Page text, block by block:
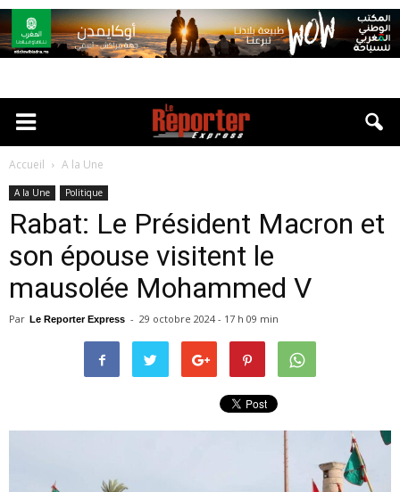
Accueil A la Une
A la Une Politique
Rabat: Le Président Macron et
son épouse visitent le
mausolée Mohammed V
Par Le Reporter Express - 29 octobre 2024 - 17 h 09 min